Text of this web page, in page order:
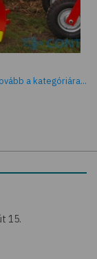
a kategóriára...
15.